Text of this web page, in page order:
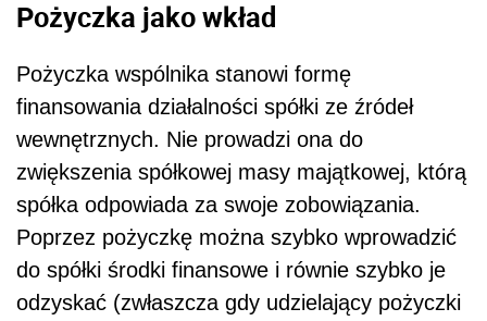
Pożyczka jako wkład
Pożyczka wspólnika stanowi formę
finansowania działalności spółki ze źródeł
wewnętrznych. Nie prowadzi ona do
zwiększenia spółkowej masy majątkowej, którą
spółka odpowiada za swoje zobowiązania.
Poprzez pożyczkę można szybko wprowadzić
do spółki środki finansowe i równie szybko je
odzyskać (zwłaszcza gdy udzielający pożyczki